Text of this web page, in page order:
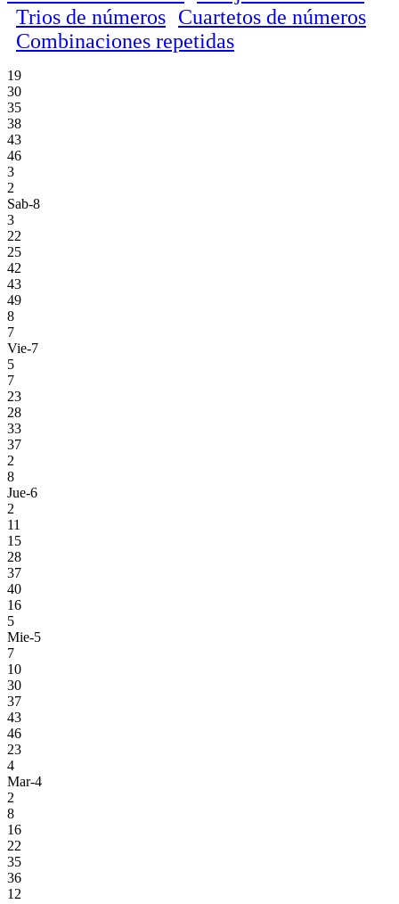
Trios de números Cuartetos de números
Combinaciones repetidas
19
30
35
38
43
46
3
2
Sab-8
3
22
25
42
43
49
8
7
Vie-7
5
7
23
28
33
37
2
8
Jue-6
2
11
15
28
37
40
16
5
Mie-5
7
10
30
37
43
46
23
4
Mar-4
2
8
16
22
35
36
12